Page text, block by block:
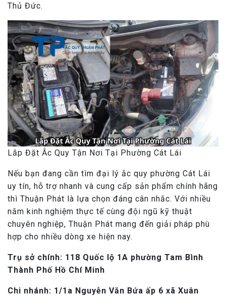
Thủ Đức.
Lắp Đặt Ắc Quy Tận Nơi Tại Phường Cát Lái
Nếu bạn đang cần tìm đại lý ắc quy phường Cát Lái
uy tín, hỗ trợ nhanh và cung cấp sản phẩm chính hãng
thì Thuận Phát là lựa chọn đáng cân nhắc. Với nhiều
năm kinh nghiệm thực tế cùng đội ngũ kỹ thuật
chuyên nghiệp, Thuận Phát mang đến giải pháp phù
hợp cho nhiều dòng xe hiện nay.
Trụ sở chính: 118 Quốc lộ 1A phường Tam Bình
Thành Phố Hồ Chí Minh
Chi nhánh: 1/1a Nguyễn Văn Bứa ấp 6 xã Xuân